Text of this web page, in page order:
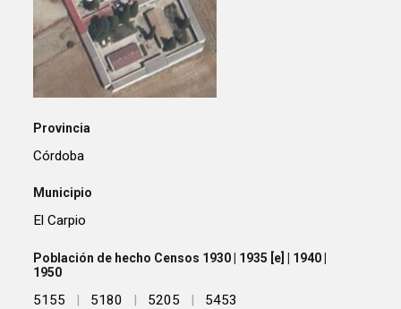
Provincia
Córdoba
Municipio
El Carpio
Población de hecho Censos 1930 | 1935 [e] | 1940 |
1950
5155 | 5180 | 5205 | 5453